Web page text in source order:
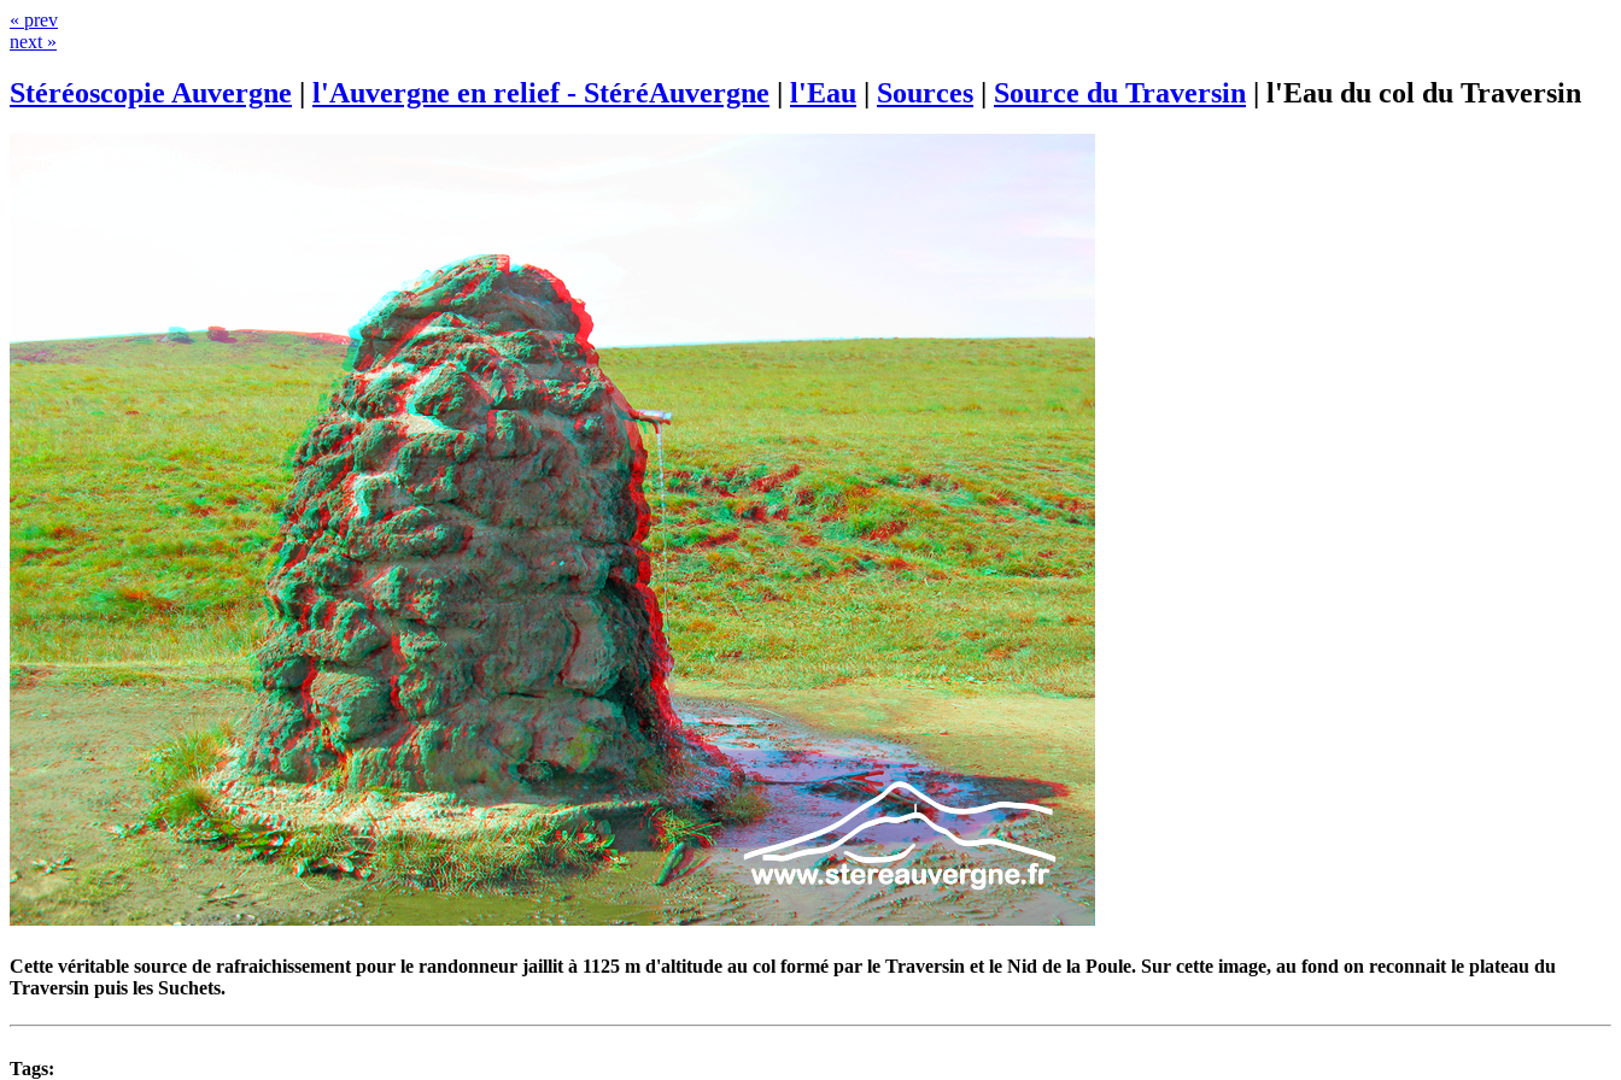
« prev
next »
Stéréoscopie Auvergne | l'Auvergne en relief - StéréAuvergne | l'Eau | Sources | Source du Traversin | l'Eau du col du Traversin
Cette véritable source de rafraichissement pour le randonneur jaillit à 1125 m d'altitude au col formé par le Traversin et le Nid de la Poule. Sur cette image, au fond on reconnait le plateau du
Traversin puis les Suchets.
Tags: